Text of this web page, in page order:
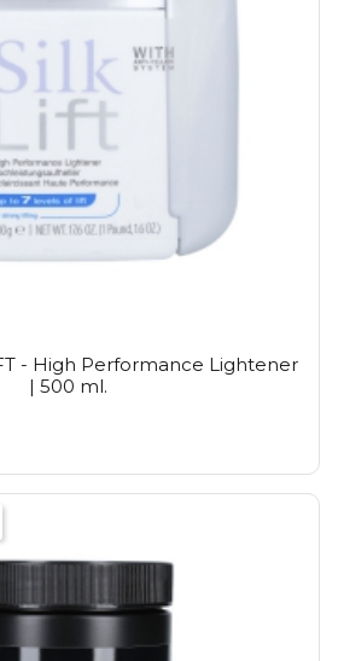
- High Performance Lightener
| 500 ml.